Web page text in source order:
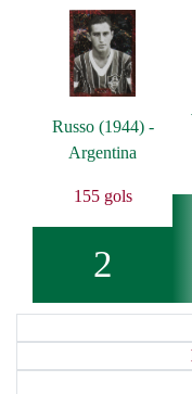
Russo (1944) -
Argentina
155 gols
2